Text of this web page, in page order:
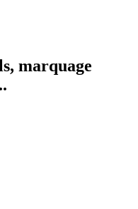
marquage